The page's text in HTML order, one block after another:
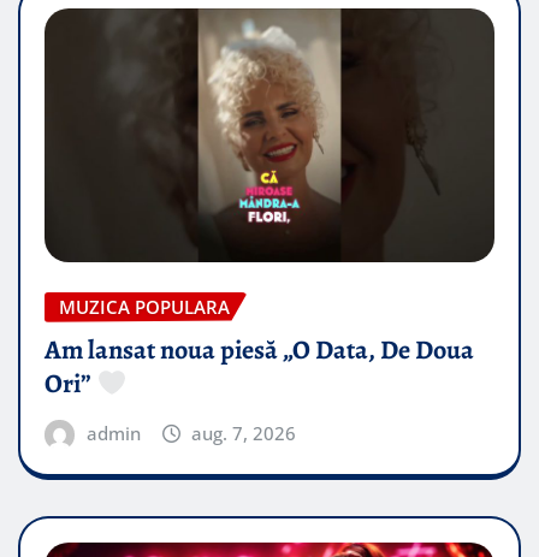
MUZICA POPULARA
Am lansat noua piesă „O Data, De Doua
Ori”
admin aug. 7, 2026